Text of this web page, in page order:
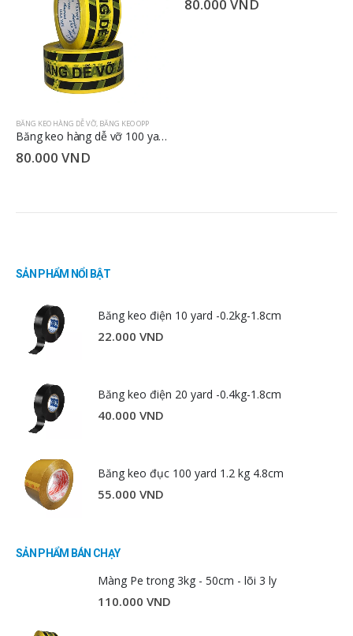
BĂNG KEO HÀNG DỄ VỠ, BĂNG KEO OPP
Băng keo hàng dễ vỡ 100 yard 1.2 kg 4.8cm
80.000 VND
80.000 VND
SẢN PHẨM NỔI BẬT
Băng keo điện 10 yard -0.2kg-1.8cm
22.000 VND
Băng keo điện 20 yard -0.4kg-1.8cm
40.000 VND
Băng keo đục 100 yard 1.2 kg 4.8cm
55.000 VND
SẢN PHẨM BÁN CHẠY
Màng Pe trong 3kg - 50cm - lõi 3 ly
110.000 VND